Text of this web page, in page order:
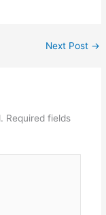
Next Post →
Required fields